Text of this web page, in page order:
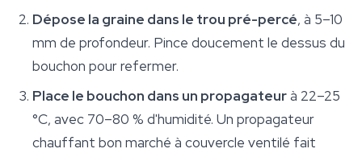
Dépose la graine dans le trou pré-percé, à 5–10
mm de profondeur. Pince doucement le dessus du
bouchon pour refermer.
Place le bouchon dans un propagateurà 22–25
°C, avec 70–80 % d'humidité. Un propagateur
chauffant bon marché à couvercle ventilé fait